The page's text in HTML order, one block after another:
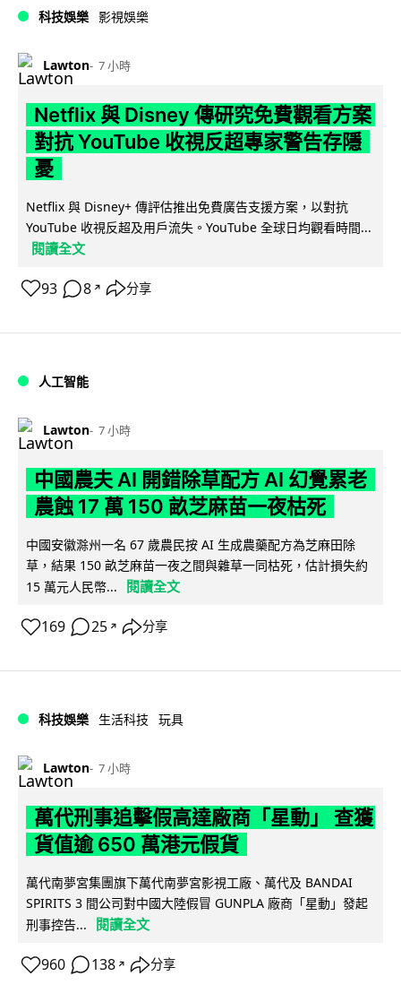
科技娛樂 影視娛樂
Lawton 7 小時
Netflix 與 Disney 傳研究免費觀看方案
對抗 YouTube 收視反超專家警告存隱
憂
Netflix 與 Disney+ 傳評估推出免費廣告支援方案，以對抗
YouTube 收視反超及用戶流失。YouTube 全球日均觀看時間...
閱讀全文
93 8 ↗ 分享
人工智能
Lawton 7 小時
中國農夫 AI 開錯除草配方 AI 幻覺累老
農蝕 17 萬 150 畝芝麻苗一夜枯死
中國安徽滁州一名 67 歲農民按 AI 生成農藥配方為芝麻田除
草，結果 150 畝芝麻苗一夜之間與雜草一同枯死，估計損失約
15 萬元人民幣...
閱讀全文
169 25 ↗ 分享
科技娛樂 生活科技 玩具
Lawton 7 小時
萬代刑事追擊假高達廠商「星動」 查獲
貨值逾 650 萬港元假貨
萬代南夢宮集團旗下萬代南夢宮影視工廠、萬代及 BANDAI
SPIRITS 3 間公司對中國大陸假冒 GUNPLA 廠商「星動」發起
刑事控告...
閱讀全文
960 138 ↗ 分享